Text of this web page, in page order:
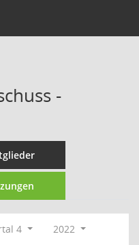
-
4
2022